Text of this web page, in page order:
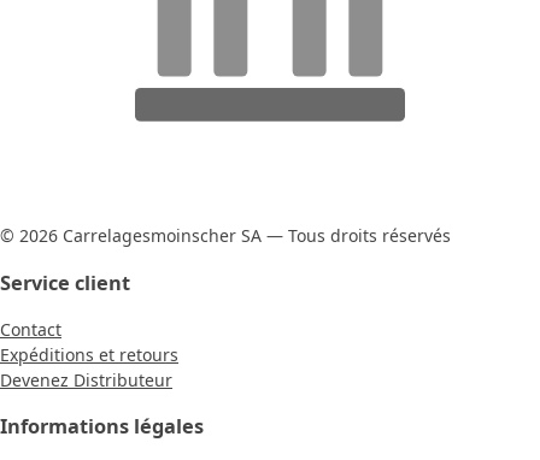
© 2026 Carrelagesmoinscher SA — Tous droits réservés
Service client
Contact
Expéditions et retours
Devenez Distributeur
Informations légales